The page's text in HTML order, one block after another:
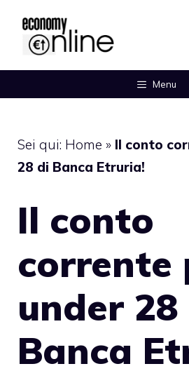
contenuto
Menu
Sei qui: Home » Il conto
28 di Banca Etruria!
Il conto
corrente
under 28
Banca